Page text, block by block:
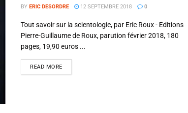
BY ERIC DESORDRE 12 SEPTEMBRE 2018 0
Tout savoir sur la scientologie, par Eric Roux - Editions
Pierre-Guillaume de Roux, parution février 2018, 180
pages, 19,90 euros ...
READ MORE